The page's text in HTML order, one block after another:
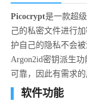
Picocrypt是一款超
己的私密文件进行
护自己的隐私不会被
Argon2id密钥派生
可靠，因此有需求
软件功能